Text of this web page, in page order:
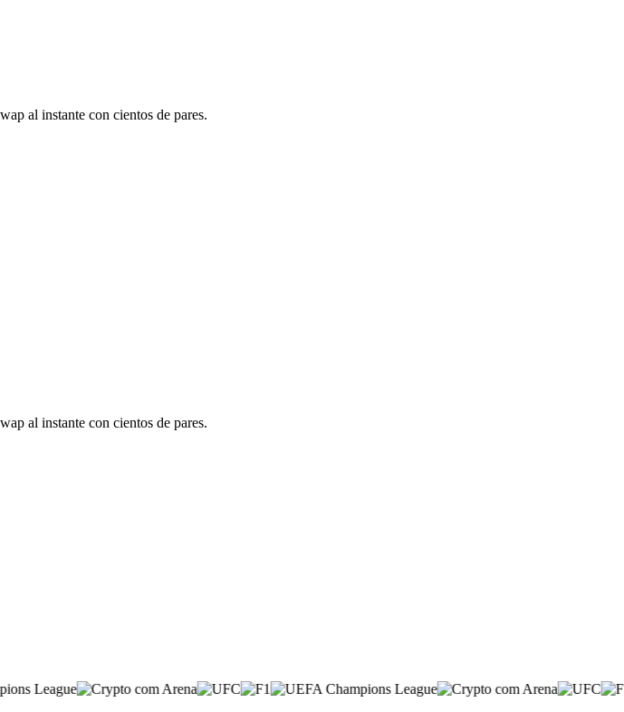
al instante con cientos de pares.
al instante con cientos de pares.